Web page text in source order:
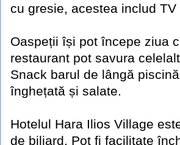
cu gresie, acestea includ
Oaspeții își pot începe ziua
restaurant pot savura
Snack barul de lângă
înghețată și salate.
Hotelul Hara Ilios Village
de biliard. Pot fi facilitate